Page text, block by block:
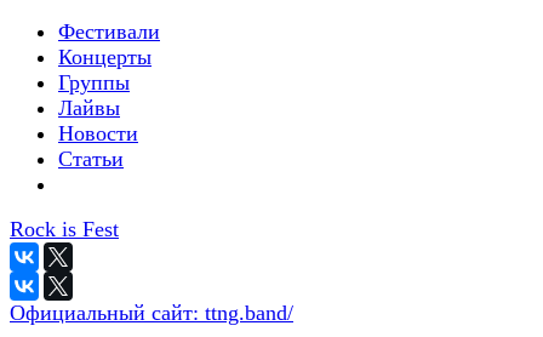
Фестивали
Концерты
Группы
Лайвы
Новости
Статьи
Rock is Fest
Официальный сайт: ttng.band/